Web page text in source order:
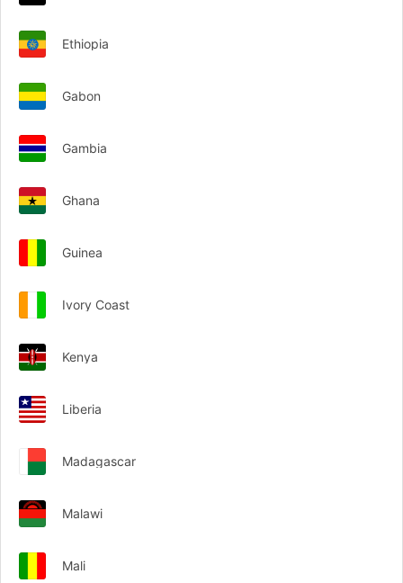
Ethiopia
Gabon
Gambia
Ghana
Guinea
Ivory Coast
Kenya
Liberia
Madagascar
Malawi
Mali